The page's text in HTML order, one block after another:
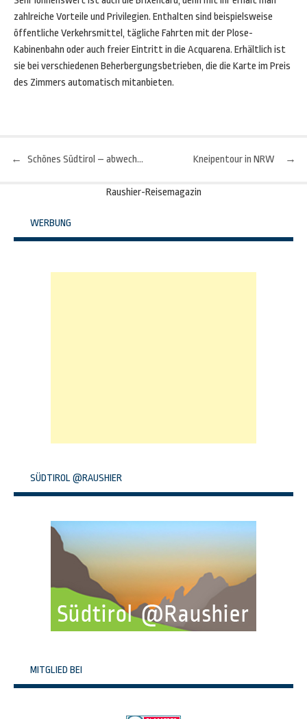
zahlreiche Vorteile und Privilegien. Enthalten sind beispielsweise
öffentliche Verkehrsmittel, tägliche Fahrten mit der Plose-
Kabinenbahn oder auch freier Eintritt in die Acquarena. Erhältlich ist
sie bei verschiedenen Beherbergungsbetrieben, die die Karte im Preis
des Zimmers automatisch mitanbieten.
Beitragsnavigation
← Schönes Südtirol – abwechslungsreicher Winterurlaub für die ganze Familie →
Kneipentour in NRW
Raushier-Reisemagazin
WERBUNG
SÜDTIROL @RAUSHIER
MITGLIED BEI